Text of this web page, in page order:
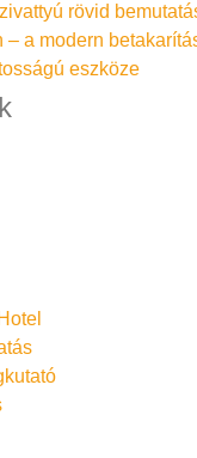
rövid
– a modern
eszköze